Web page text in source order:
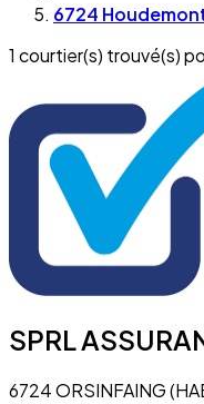
6724
1 courtier(s) trouvé(s)
SPRL
6724 ORSINFAING